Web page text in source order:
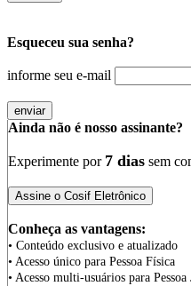
Esqueceu sua senha?
informe seu e-mail
Ainda não é nosso assinante?
Experimente por 7 dias sem
Conheça as vantagens:
• Conteúdo exclusivo e atualizado
• Acesso único para Pessoa Física
• Acesso multi-usuários para